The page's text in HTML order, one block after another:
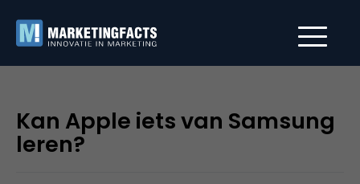
Kan Apple iets van Samsung
leren?